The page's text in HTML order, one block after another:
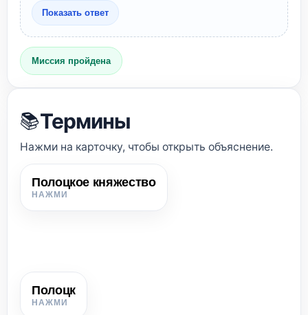
Показать ответ
Миссия пройдена
📚Термины
Нажми на карточку, чтобы открыть объяснение.
Полоцкое княжество
Первое государство на белорусских землях; в X–XI вв.
Полоцк
Древний город на реке Полоте при впадении в Западную